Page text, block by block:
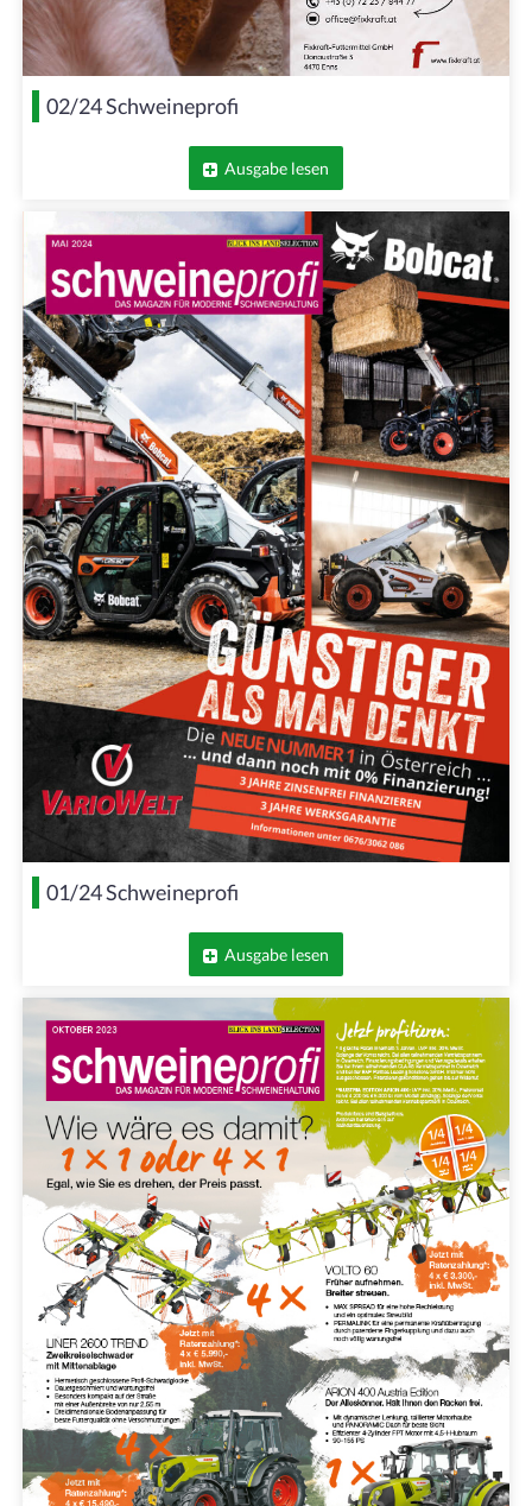
02/24 Schweineprofi
Ausgabe lesen
01/24 Schweineprofi
Ausgabe lesen